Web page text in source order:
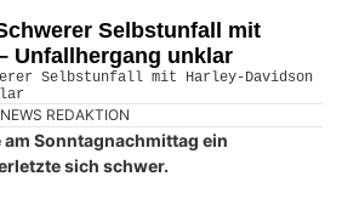
Selbstunfall mit
Unfallhergang unklar
REDAKTION
Sonntagnachmittag ein
sich schwer.